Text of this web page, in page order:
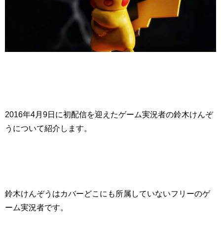
2016年4月9日に初配信を迎えたゲーム実況者の鈴木けんぞ
うについて紹介します。
鈴木けんぞうはカバーどこにも所属していないフリーのゲ
ーム実況者です。